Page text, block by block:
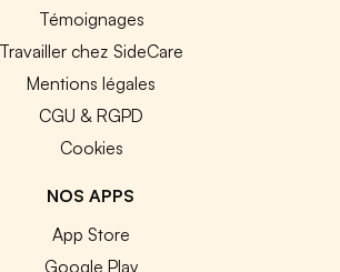
Témoignages
Travailler chez SideCare
Mentions légales
CGU & RGPD
Cookies
NOS APPS
App Store
Google Play